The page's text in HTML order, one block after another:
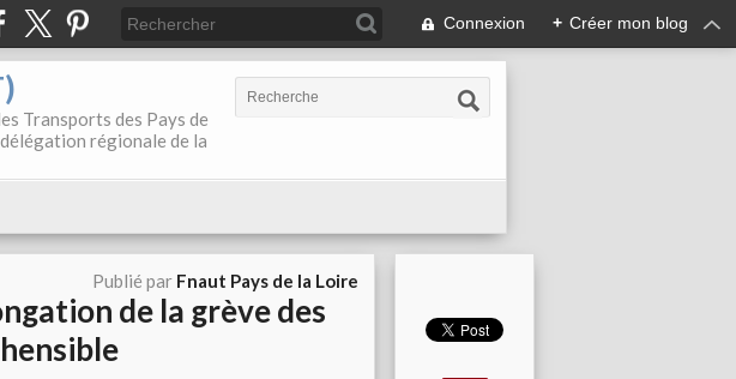
Connexion + Créer mon blog
Transports des Pays de
régionale de la
Publié par Fnaut Pays de la Loire
de la grève des